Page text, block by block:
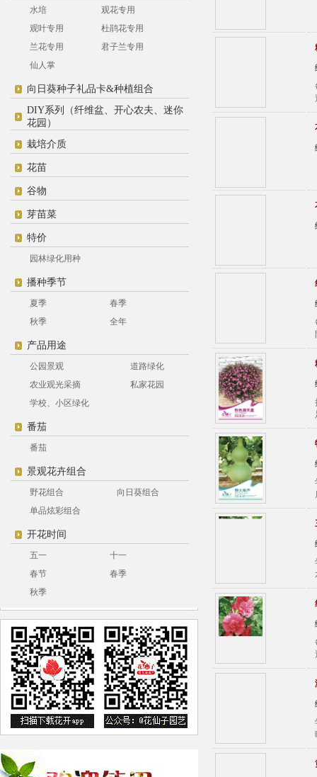
水培
观花专用
观叶专用
杜鹃花专用
兰花专用
君子兰专用
仙人掌
向日葵种子礼品卡&种植组合
DIY系列（纤维盆、开心农夫、迷你
花园）
栽培介质
花苗
谷物
芽苗菜
特价
园林绿化用种
播种季节
夏季
春季
秋季
全年
产品用途
公园景观
道路绿化
农业观光采摘
私家花园
学校、小区绿化
番茄
番茄
景观花卉组合
野花组合
向日葵组合
单品炫彩组合
开花时间
五一
十一
春节
春季
秋季